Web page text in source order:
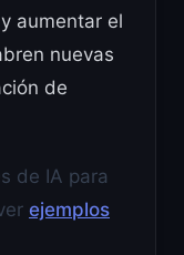
aumentar el
nuevas
de
de IA para
ejemplos